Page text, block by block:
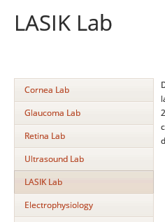
LASIK Lab
Cornea Lab
Glaucoma Lab
Retina Lab
Ultrasound Lab
LASIK Lab
Electrophysiology